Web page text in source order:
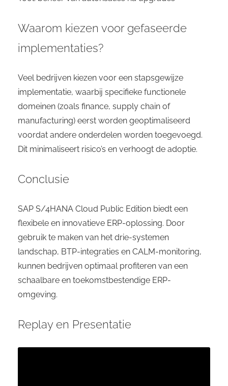
Waarom kiezen voor gefaseerde
implementaties?
Veel bedrijven kiezen voor een stapsgewijze
implementatie, waarbij specifieke functionele
domeinen (zoals finance, supply chain of
manufacturing) eerst worden geoptimaliseerd
voordat andere onderdelen worden toegevoegd.
Dit minimaliseert risico’s en verhoogt de adoptie.
Conclusie
SAP S/4HANA Cloud Public Edition biedt een
flexibele en innovatieve ERP-oplossing. Door
gebruik te maken van het drie-systemen
landschap, BTP-integraties en CALM-monitoring,
kunnen bedrijven optimaal profiteren van een
schaalbare en toekomstbestendige ERP-
omgeving.
Replay en Presentatie